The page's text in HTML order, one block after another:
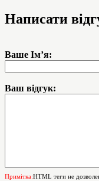
Написати
Ваше Ім’я:
Ваш відгук:
Примітка:HTML теги не